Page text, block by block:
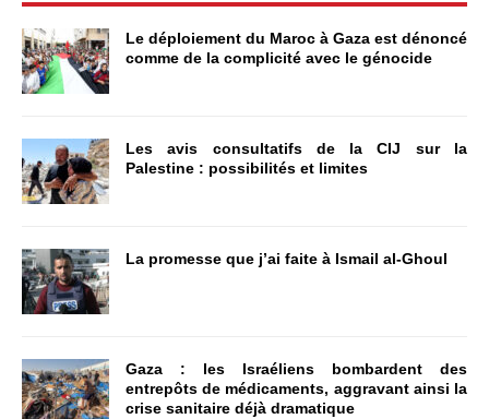
Le déploiement du Maroc à Gaza est dénoncé
comme de la complicité avec le génocide
Les avis consultatifs de la CIJ sur la
Palestine : possibilités et limites
La promesse que j’ai faite à Ismail al-Ghoul
Gaza : les Israéliens bombardent des
entrepôts de médicaments, aggravant ainsi la
crise sanitaire déjà dramatique